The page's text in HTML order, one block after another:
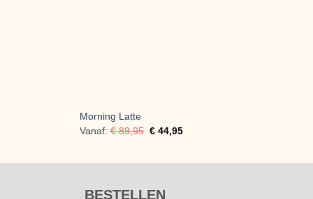
Morning Latte
Vanaf: €89,95 € 44,95
BESTELLEN